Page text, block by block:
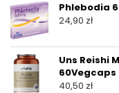
Phlebodia
24,90 zł
Uns Reishi
60Vegcaps
40,50 zł